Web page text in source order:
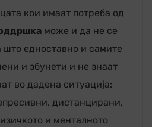
кои имаат потреба од
може и да не се
што едноставно и самите
и збунети и не знаат
во дадена ситуација:
дистанцирани,
и менталното